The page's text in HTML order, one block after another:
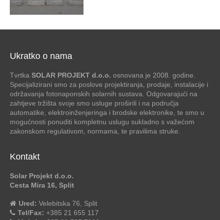
Ukratko o nama
Tvrtka SOLAR PROJEKT d.o.o. osnovana je 2008. godine.
Specijalizirani smo za poslove projektiranja, prodaje, instalacije i
održavanja fotonaponskih solarnih sustava. Odgovarajući na
zahtjeve tržišta svoje smo usluge proširili i na područja
automatike, elektroinženjeringa i brodske elektronike, te smo u
mogućnosti ponuditi kompletnu uslugu sukladno s važećom
zakonskom regulativom, normama, te pravilima struke.
Kontakt
Solar Projekt d.o.o.
Cesta Mira 16, Split
Ured: Velebitska 76, Split
Tel/Fax: +385 21 655 117